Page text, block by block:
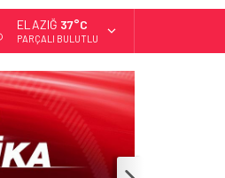
GALERİ
ELAZIĞ 37°C
PARÇALI BULUTLU